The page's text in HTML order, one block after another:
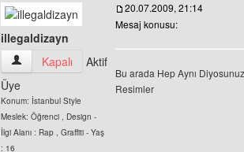
illegaldizayn
illegaldizayn Kullanıcının profilini görüntüle
Kapalı
Aktif
Üye
Konum: İstanbul Style
Meslek: Öğrenci , Design -
İlgi Alanı : Rap , Graffiti - Yaş
: 16
20.07.2009, 21:14
Mesaj konusu:
Bu arada Hep Aynı
Resimler